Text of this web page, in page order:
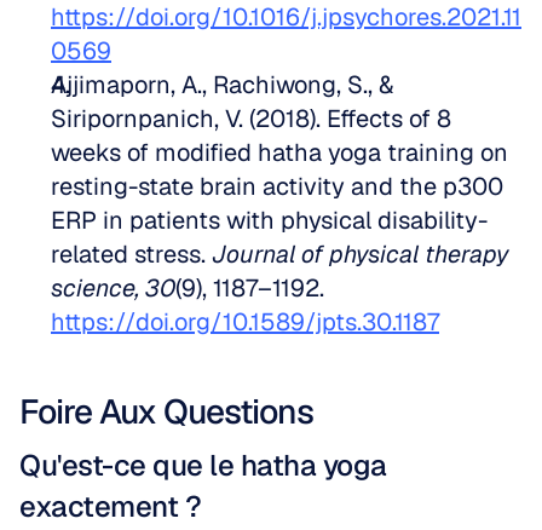
https://doi.org/10.1016/j.jpsychores.2021.11
0569
Ajjimaporn, A., Rachiwong, S., &
Siripornpanich, V. (2018). Effects of 8
weeks of modified hatha yoga training on
resting-state brain activity and the p300
ERP in patients with physical disability-
related stress. Journal of physical therapy
science, 30
https://doi.org/10.1589/jpts.30.1187
Foire Aux Questions
Qu'est-ce que le hatha yoga
exactement ?